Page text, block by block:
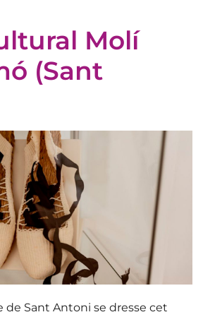
Molí
(Sant
Sant Antoni se dresse cet